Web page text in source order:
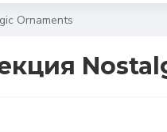
Ornaments